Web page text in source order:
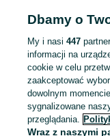
Mapa miejscowości
Mapa ministron
Popularne wyszukiwania
Dbamy o
My i nasi447
informacji na
cookie w celu
zaakceptować
dowolnym
sygnalizowane
przeglądania.
Wraz z naszymi